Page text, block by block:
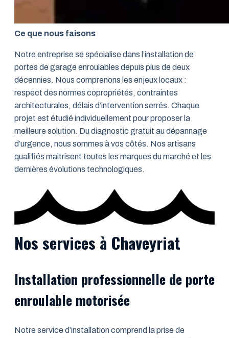
Ce que nous faisons
Notre entreprise se spécialise dans l’installation de
portes de garage enroulables depuis plus de deux
décennies. Nous comprenons les enjeux locaux :
respect des normes copropriétés, contraintes
architecturales, délais d’intervention serrés. Chaque
projet est étudié individuellement pour proposer la
meilleure solution. Du diagnostic gratuit au dépannage
d’urgence, nous sommes à vos côtés. Nos artisans
qualifiés maitrisent toutes les marques du marché et les
dernières évolutions technologiques.
Nos services à Chaveyriat
Installation professionnelle de porte
enroulable motorisée
Notre service d’installation comprend la prise de